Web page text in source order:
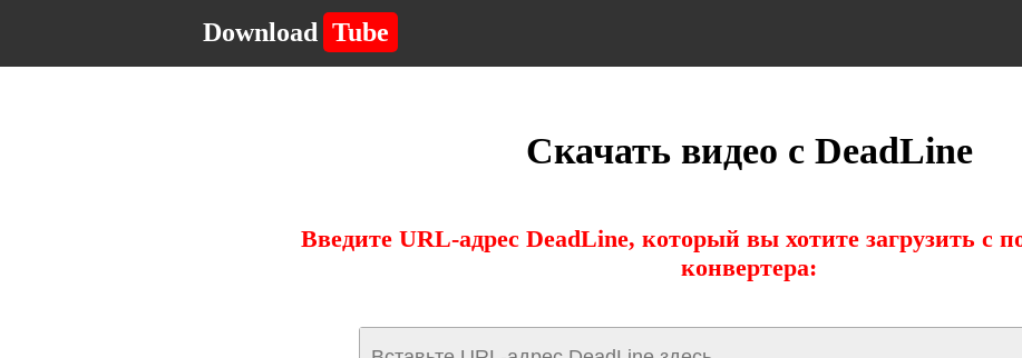
Download Tube
Скачать видео с DeadLine
Введите URL-адрес DeadLine, который вы хотите загрузить с
конвертера: